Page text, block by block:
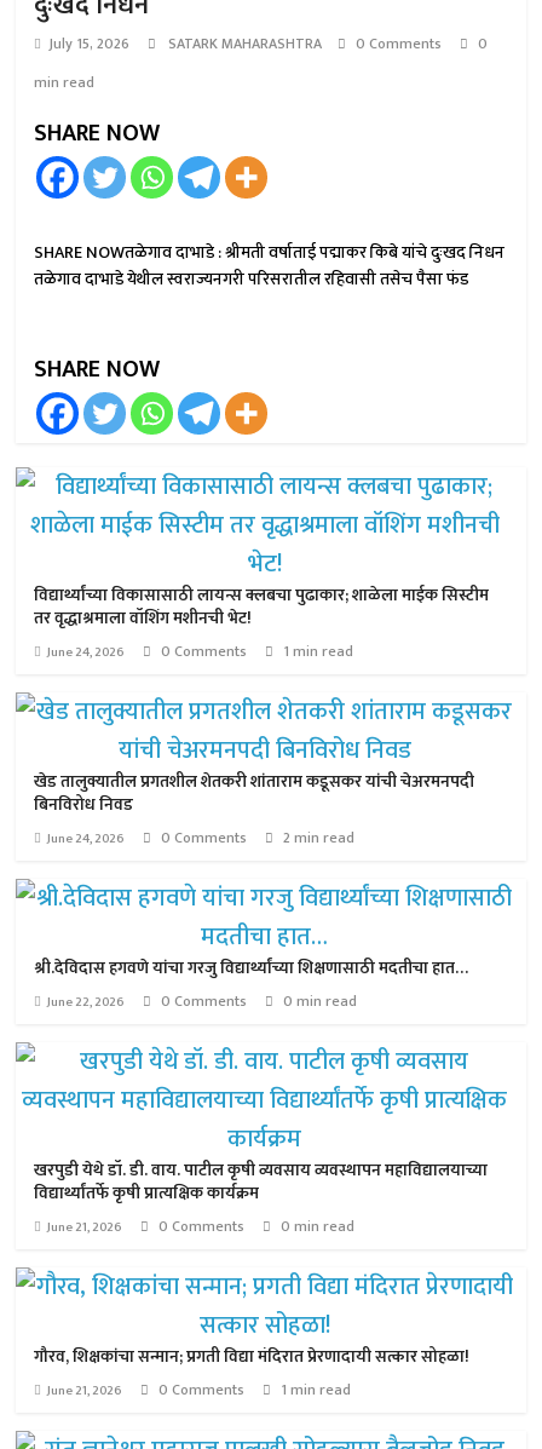
July 15, 2026 SATARK MAHARASHTRA 0 Comments
0
min read
SHARE NOW
SHARE NOWतळेगाव दाभाडे : श्रीमती वर्षाताई पद्माकर किबे यांचे दुःखद निधन
तळेगाव दाभाडे येथील स्वराज्यनगरी परिसरातील रहिवासी तसेच पैसा फंड
SHARE NOW
विद्यार्थ्यांच्या विकासासाठी लायन्स क्लबचा पुढाकार; शाळेला माईक सिस्टीम
तर वृद्धाश्रमाला वॉशिंग मशीनची भेट!
June 24, 2026 0 Comments 1 min read
खेड तालुक्यातील प्रगतशील शेतकरी शांताराम कडूसकर यांची चेअरमनपदी
बिनविरोध निवड
June 24, 2026 0 Comments 2 min read
श्री.देविदास हगवणे यांचा गरजु विद्यार्थ्यांच्या शिक्षणासाठी मदतीचा हात…
June 22, 2026 0 Comments 0 min read
खरपुडी येथे डॉ. डी. वाय. पाटील कृषी व्यवसाय व्यवस्थापन महाविद्यालयाच्या
विद्यार्थ्यांतर्फे कृषी प्रात्यक्षिक कार्यक्रम
June 21, 2026 0 Comments 0 min read
गौरव, शिक्षकांचा सन्मान; प्रगती विद्या मंदिरात प्रेरणादायी सत्कार सोहळा!
June 21, 2026 0 Comments 1 min read